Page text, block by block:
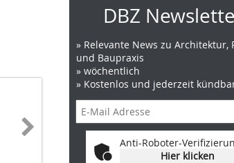
DBZ
» Relevante News zu Architektur,
und Baupraxis
» wöchentlich
» Kostenlos und jederzeit
Anti-Roboter-
Hier klicken